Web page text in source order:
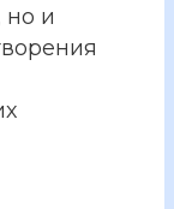
но и